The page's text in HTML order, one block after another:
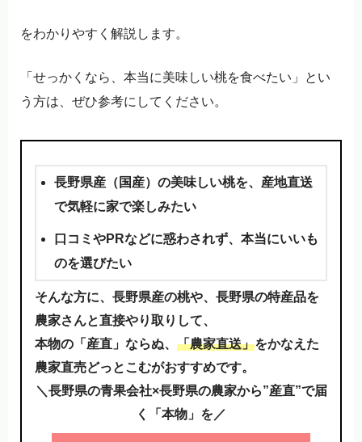
をわかりやすく解説します。
「せっかくなら、本当に美味しい桃を食べたい」とい
う方は、ぜひ参考にしてください。
長野県産（国産）の美味しい桃を、産地直送
で気軽に家で楽しみたい
口コミやPRなどに惑わされず、本当にいいも
のを選びたい
そんな方に、長野県産の桃や、長野県の特産品を
農家さんと直接やり取りして、
本物の「産直」ならぬ、 「農家直送」をかなえた
農家直売どっとこむがおすすめです。
＼長野県の青果会社×長野県の農家から”産直”で届
く「本物」を／